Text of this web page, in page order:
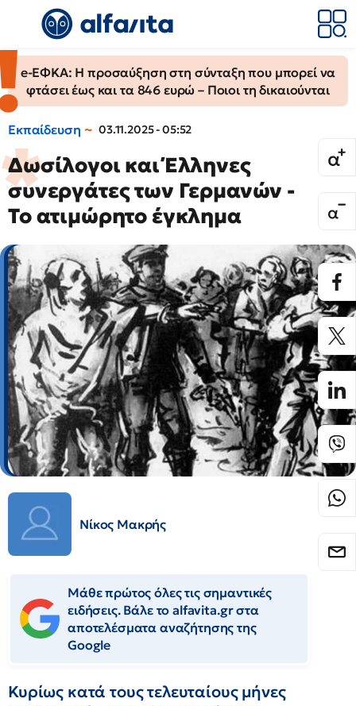
e-ΕΦΚΑ: Η προσαύξηση στη σύνταξη που μπορεί να
φτάσει έως και τα 846 ευρώ – Ποιοι τη δικαιούνται
Εκπαίδευση 03.11.2025 - 05:52
Δωσίλογοι και Έλληνες
συνεργάτες των Γερμανών -
Το ατιμώρητο έγκλημα
Νίκος Μακρής
Μάθε πρώτος όλες τις σημαντικές
ειδήσεις. Βάλε το alfavita.gr στα
αποτελέσματα αναζήτησης της
Google
Κυρίως κατά τους τελευταίους μήνες